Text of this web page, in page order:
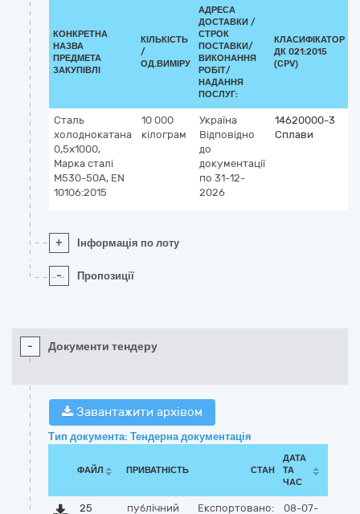
КОНКРЕТНА
НАЗВА
ПРЕДМЕТА
ЗАКУПІВЛІ
КІЛЬКІСТЬ
/
ОД.ВИМІРУ
АДРЕСА
ДОСТАВКИ /
СТРОК
ПОСТАВКИ/
ВИКОНАННЯ
РОБІТ/
НАДАННЯ
ПОСЛУГ:
КЛАСИФІКАТОР
ДК 021:2015
(CPV)
Сталь
холоднокатана
0,5х1000,
Марка сталі
М530-50А, EN
10106:2015
10 000
кілограм
Україна
Відповідно
до
документації
по 31-12-
2026
14620000-3
Сплави
+ Інформація по лоту
- Пропозиції
- Документи тендеру
Завантажити архівом
Тип документа: Тендерна документація
ФАЙЛ ПРИВАТНІСТЬ СТАН
ДАТА
ТА
ЧАС
25
публічний Експортовано:
08-07-